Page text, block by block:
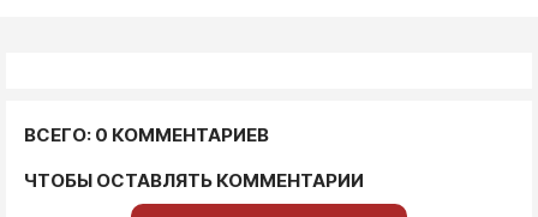
ВСЕГО: 0 КОММЕНТАРИЕВ
ЧТОБЫ ОСТАВЛЯТЬ КОММЕНТАРИИ